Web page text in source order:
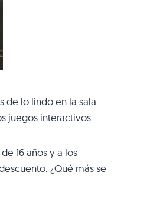
de lo lindo en la sala
juegos interactivos.
16 años y a los
¿Qué más se